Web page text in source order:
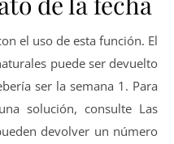
el uso de esta función. El
puede ser devuelto
ser la semana 1. Para
solución, consulte Las
devolver un número